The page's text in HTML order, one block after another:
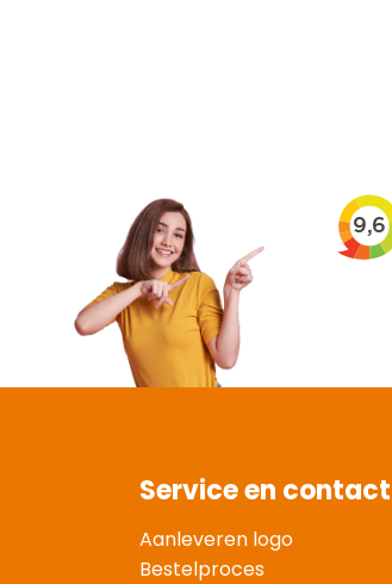
Service en contact
Aanleveren logo
Bestelproces